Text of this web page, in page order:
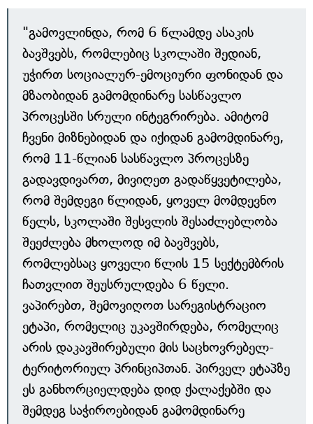
"გამოვლინდა, რომ 6 წლამდე ასაკის
ბავშვებს, რომლებიც სკოლაში შედიან,
უჭირთ სოციალურ-ემოციური ფონიდან და
მზაობიდან გამომდინარე სასწავლო
პროცესში სრული ინტეგრირება. ამიტომ
ჩვენი მიზნებიდან და იქიდან გამომდინარე,
რომ 11-წლიან სასწავლო პროცესზე
გადავდივართ, მივიღეთ გადაწყვეტილება,
რომ შემდეგი წლიდან, ყოველ მომდევნო
წელს, სკოლაში შესვლის შესაძლებლობა
შეეძლება მხოლოდ იმ ბავშვებს,
რომლებსაც ყოველი წლის 15 სექტემბრის
ჩათვლით შეუსრულდება 6 წელი.
ვაპირებთ, შემოვიღოთ სარეგისტრაციო
ეტაპი, რომელიც უკავშირდება, რომელიც
არის დაკავშირებული მის საცხოვრებელ-
ტერიტორიულ პრინციპთან. პირველ ეტაპზე
ეს განხორციელდება დიდ ქალაქებში და
შემდეგ საჭიროებიდან გამომდინარე